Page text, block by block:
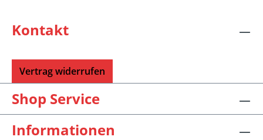
Kontakt
Vertrag widerrufen
Shop Service
Informationen